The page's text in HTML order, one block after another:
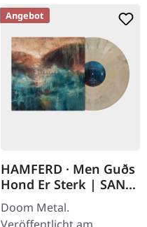
Angebot
HAMFERD · Men Guðs
Hond Er Sterk | SAND
BEIGE MARBLED LP
Doom Metal.